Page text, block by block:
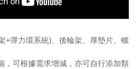
+彈力環系統)、後輪架、厚墊片、螺
可根據需求增減，亦可自行添加類